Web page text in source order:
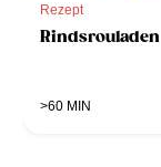
Rezept
Rindsrouladen
>60 MIN